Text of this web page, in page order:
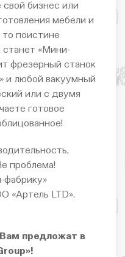
свой бизнес или
мебели и
поистине
«Мини-
фрезерный станок
и любой вакуумный
или с двумя
готовое
проблема!
фабрику»
«Артель LTD».
предложат в